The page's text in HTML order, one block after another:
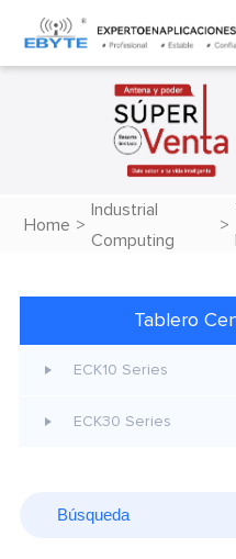
Home >
Industrial
Computing
>
Tablero
ECK10 Series
ECK30 Series